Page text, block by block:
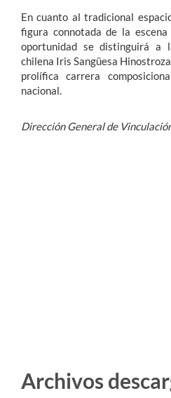
En cuanto al tradicional
figura connotada de la
oportunidad se distinguirá a
chilena Iris Sangüesa
prolífica carrera
nacional.
Dirección General de
Archivos